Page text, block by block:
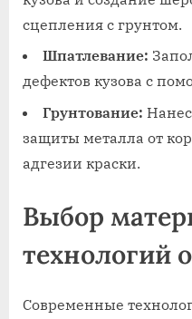
сцепления с грунтом.
Шпатлевание:
дефектов кузова с
Грунтование:
защиты металла от
адгезии краски.
Выбор
технологий
Современные